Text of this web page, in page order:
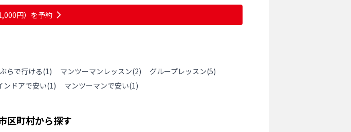
円） を予約
らで行ける(1) マンツーマンレッスン(2) グループレッスン(5)
ンドアで安い(1) マンツーマンで安い(1)
区町村から探す